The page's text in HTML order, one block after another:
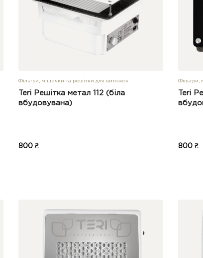
Фільтри, мішечки та решітки для витяжок
Teri Решітка метал 112 (біла
вбудовувана)
800 ₴
Фільтри,
Teri
800 ₴